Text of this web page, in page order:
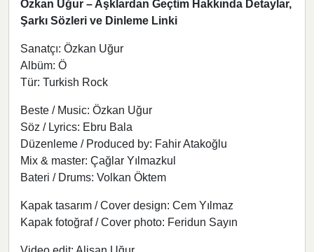
Özkan Uğur – Aşklardan Geçtim Hakkında Detaylar,
Şarkı Sözleri ve Dinleme Linki
Sanatçı: Özkan Uğur
Albüm: Ö
Tür: Turkish Rock
Beste / Music: Özkan Uğur
Söz / Lyrics: Ebru Bala
Düzenleme / Produced by: Fahir Atakoğlu
Mix & master: Çağlar Yılmazkul
Bateri / Drums: Volkan Öktem
Kapak tasarım / Cover design: Cem Yılmaz
Kapak fotoğraf / Cover photo: Feridun Sayın